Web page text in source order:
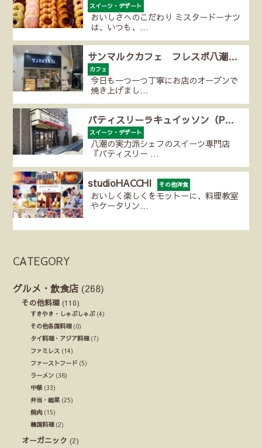
スイーツ・デザート
おいしさへのこだわり ミスタードーナツ
は、いつも、…
サンマルクカフェ フレスポ八潮…
カフェ
今日も一つ一つ丁寧にお店のオーブンで
焼き上げまし…
パティスリーラキュイッソン（P…
スイーツ・デザート
八潮の実力派シェフのスイーツ専門店
『パティスリー …
studioHACCHI その他洋食
おいしく楽しくをモットーに、料理教室
やケータリン…
CATEGORY
グルメ・飲食店 (268)
その他料理 (110)
すきやき・しゃぶしゃぶ(4)
その他各国料理(0)
タイ料理・アジア料理(7)
ファミレス (14)
ファーストフード (5)
ラーメン (36)
中華(33)
弁当・総菜 (25)
焼肉 (15)
韓国料理(2)
オーガニック (2)